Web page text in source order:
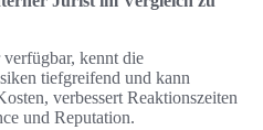
verfügbar, kennt die
tiefgreifend und kann
verbessert Reaktionszeiten
und Reputation.